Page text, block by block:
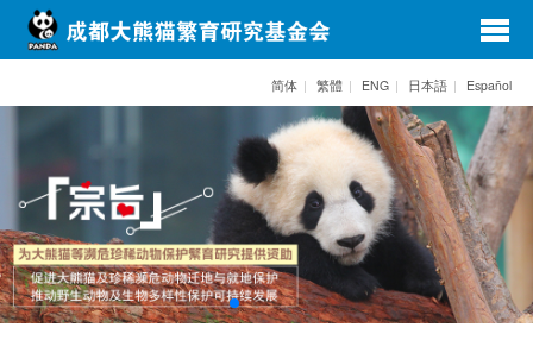
简体 | 繁體 | ENG | 日本語 | Español
唐恺鑫先生 CNY 200.00 2026-08-05
李美瑶女士 CNY 30.00 2026-08-05
赵海秀小朋友 CNY 30.00 2026-08-05